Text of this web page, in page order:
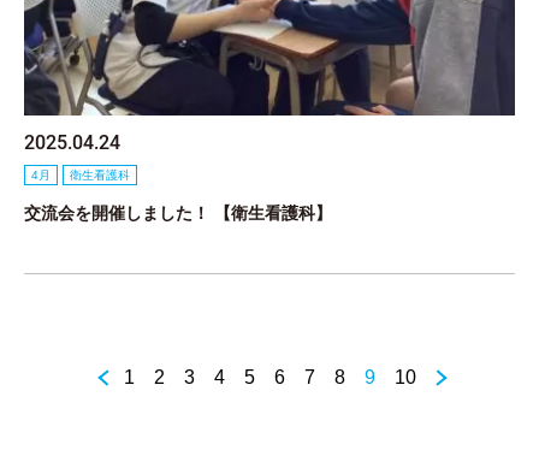
2025.04.24
4月 衛生看護科
交流会を開催しました！ 【衛生看護科】
1 2 3 4 5 6 7 8 9 10